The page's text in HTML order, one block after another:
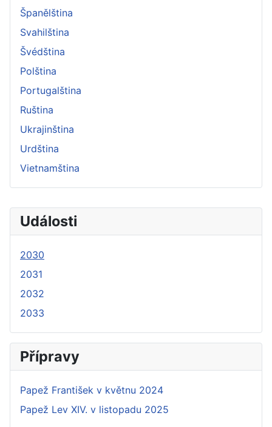
Události
2030
2031
2032
2033
Přípravy
Papež František v květnu 2024
Papež Lev XIV. v listopadu 2025
Španělština
Svahilština
Švédština
Polština
Portugalština
Ruština
Ukrajinština
Urdština
Vietnamština